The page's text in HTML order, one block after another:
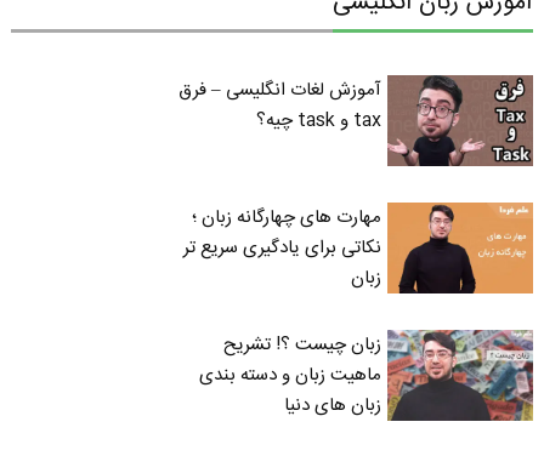
آموزش لغات انگلیسی – فرق
tax و task چیه؟
مهارت های چهارگانه زبان ؛
نکاتی برای یادگیری سریع تر
زبان
زبان چیست ؟! تشریح
ماهیت زبان و دسته بندی
زبان های دنیا